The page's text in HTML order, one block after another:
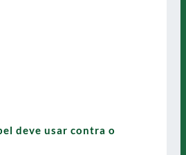
deve usar contra o